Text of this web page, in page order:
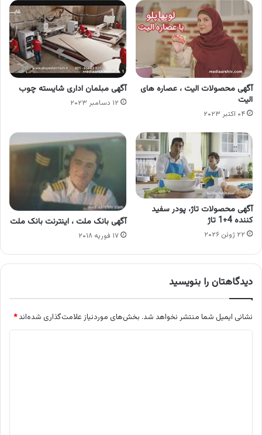
آگهی محصولات الیت ، عصاره های
الیت
۰۴ اکتبر ۲۰۲۳
آگهی مبلمان اداری شایسته چوب
۱۲ دسامبر ۲۰۲۳
آگهی محصولات تاژ، پودر سفید
کننده 4+1 تاژ
۲۲ ژوئن ۲۰۲۶
آگهی بانک ملت ، اینترنت بانک ملت
۱۷ فوریه ۲۰۱۸
دیدگاهتان را بنویسید
نشانی ایمیل شما منتشر نخواهد شد. بخش‌های موردنیاز علامت‌گذاری شده‌اند*